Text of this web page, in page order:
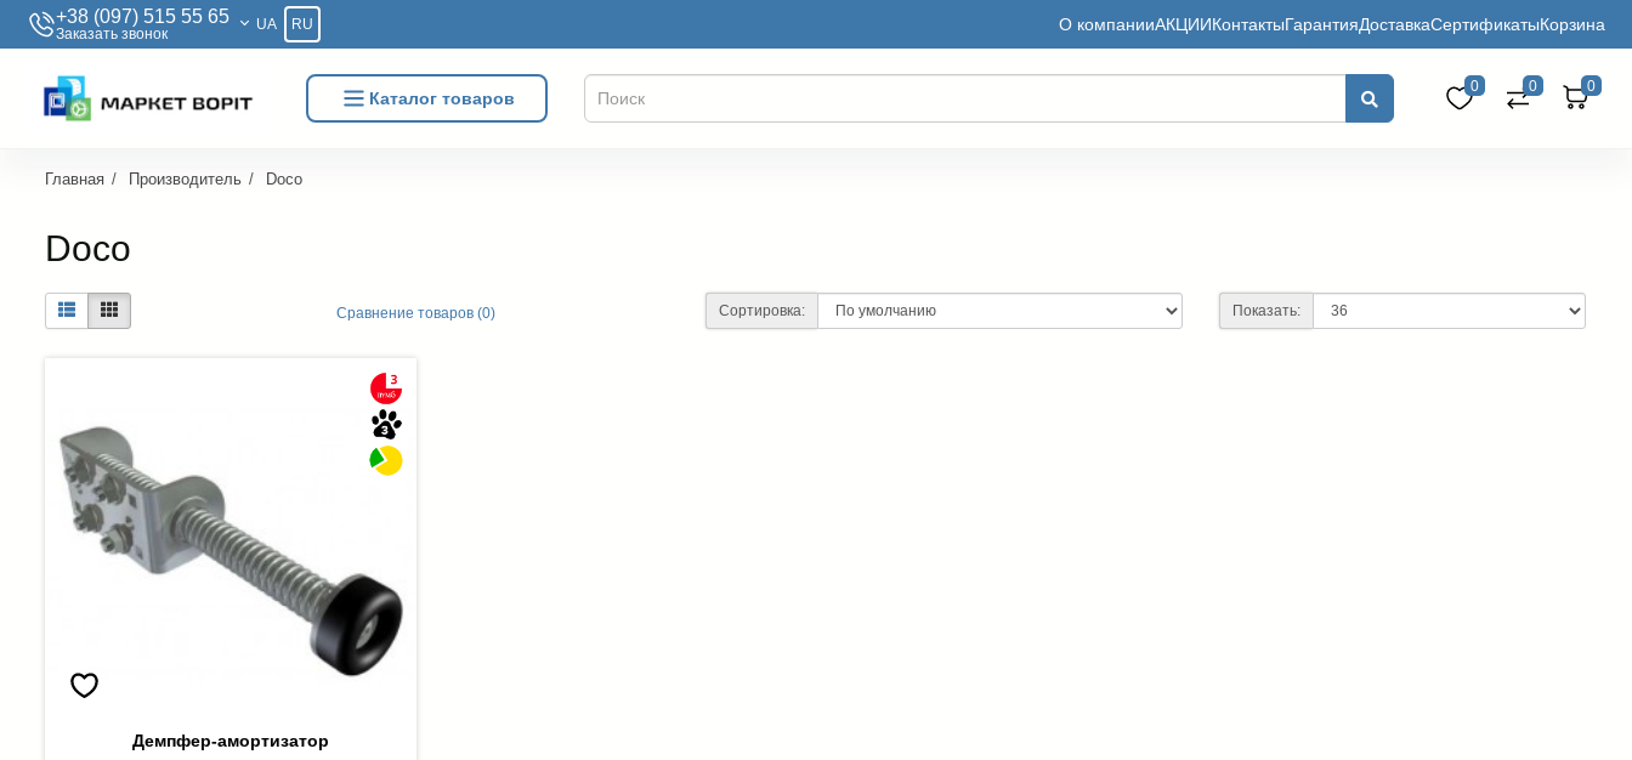
+38 (097) 515 55 65
Заказать звонок
UA RU О компанииАКЦИИКонтактыГарантияДоставкаСертификатыКорзина
Каталог товаров
0 0 0
Главная Производитель Doco
Doco
Сравнение товаров (0) Сортировка: Показать:
Демпфер-амортизатор